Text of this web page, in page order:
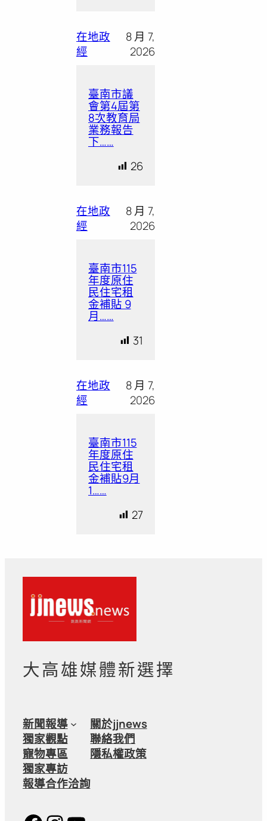
在地政
經
8 月 7,
2026
臺南市議
會第4屆第
8次教育局
業務報告
下……
26
在地政
經
8 月 7,
2026
臺南市115
年度原住
民住宅租
金補貼 9
月……
31
在地政
經
8 月 7,
2026
臺南市115
年度原住
民住宅租
金補貼9月
1……
27
大高雄媒體新選擇
新聞報導
獨家觀點
寵物專區
獨家專訪
報導合作洽詢
關於jjnews
聯絡我們
隱私權政策